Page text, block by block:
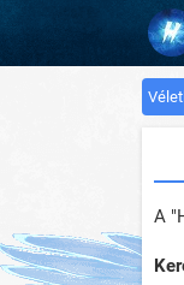
A